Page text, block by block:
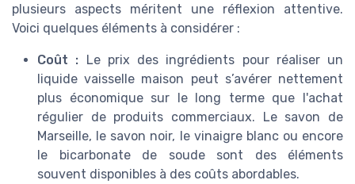
plusieurs aspects méritent une réflexion attentive.
Voici quelques éléments à considérer :
Coût : Le prix des ingrédients pour réaliser un
liquide vaisselle maison peut s’avérer nettement
plus économique sur le long terme que l'achat
régulier de produits commerciaux. Le savon de
Marseille, le savon noir, le vinaigre blanc ou encore
le bicarbonate de soude sont des éléments
souvent disponibles à des coûts abordables.